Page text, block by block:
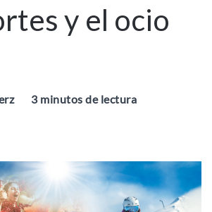
y el ocio
3 minutos de lectura